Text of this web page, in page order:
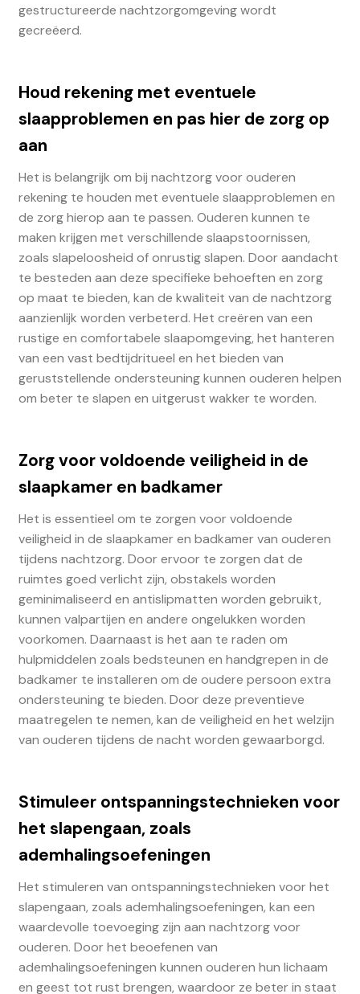
gestructureerde nachtzorgomgeving wordt
gecreëerd.
Houd rekening met eventuele
slaapproblemen en pas hier de zorg op
aan
Het is belangrijk om bij nachtzorg voor ouderen
rekening te houden met eventuele slaapproblemen en
de zorg hierop aan te passen. Ouderen kunnen te
maken krijgen met verschillende slaapstoornissen,
zoals slapeloosheid of onrustig slapen. Door aandacht
te besteden aan deze specifieke behoeften en zorg
op maat te bieden, kan de kwaliteit van de nachtzorg
aanzienlijk worden verbeterd. Het creëren van een
rustige en comfortabele slaapomgeving, het hanteren
van een vast bedtijdritueel en het bieden van
geruststellende ondersteuning kunnen ouderen helpen
om beter te slapen en uitgerust wakker te worden.
Zorg voor voldoende veiligheid in de
slaapkamer en badkamer
Het is essentieel om te zorgen voor voldoende
veiligheid in de slaapkamer en badkamer van ouderen
tijdens nachtzorg. Door ervoor te zorgen dat de
ruimtes goed verlicht zijn, obstakels worden
geminimaliseerd en antislipmatten worden gebruikt,
kunnen valpartijen en andere ongelukken worden
voorkomen. Daarnaast is het aan te raden om
hulpmiddelen zoals bedsteunen en handgrepen in de
badkamer te installeren om de oudere persoon extra
ondersteuning te bieden. Door deze preventieve
maatregelen te nemen, kan de veiligheid en het welzijn
van ouderen tijdens de nacht worden gewaarborgd.
Stimuleer ontspanningstechnieken voor
het slapengaan, zoals
ademhalingsoefeningen
Het stimuleren van ontspanningstechnieken voor het
slapengaan, zoals ademhalingsoefeningen, kan een
waardevolle toevoeging zijn aan nachtzorg voor
ouderen. Door het beoefenen van
ademhalingsoefeningen kunnen ouderen hun lichaam
en geest tot rust brengen, waardoor ze beter in staat